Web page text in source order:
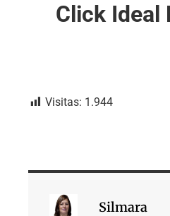
Click Ideal
Visitas: 1.944
Silmara